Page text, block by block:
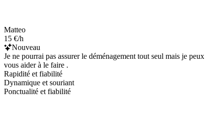
Matteo
15 €/h
Nouveau
Je ne pourrai pas assurer le déménagement tout seul mais je peux
vous aider à le faire .
Rapidité et fiabilité
Dynamique et souriant
Ponctualité et fiabilité